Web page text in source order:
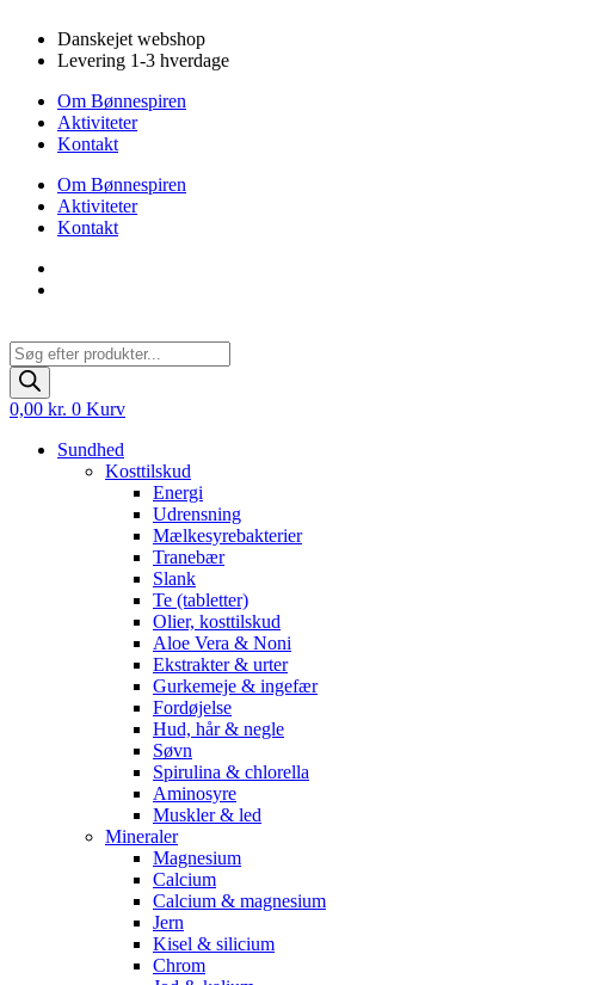
indhold
Danskejet webshop
Levering 1-3 hverdage
Om Bønnespiren
Aktiviteter
Kontakt
Om Bønnespiren
Aktiviteter
Kontakt
Products
search
0,00 kr. 0 Kurv
Sundhed
Kosttilskud
Energi
Udrensning
Mælkesyrebakterier
Tranebær
Slank
Te (tabletter)
Olier, kosttilskud
Aloe Vera & Noni
Ekstrakter & urter
Gurkemeje & ingefær
Fordøjelse
Hud, hår & negle
Søvn
Spirulina & chlorella
Aminosyre
Muskler & led
Mineraler
Magnesium
Calcium
Calcium & magnesium
Jern
Kisel & silicium
Chrom